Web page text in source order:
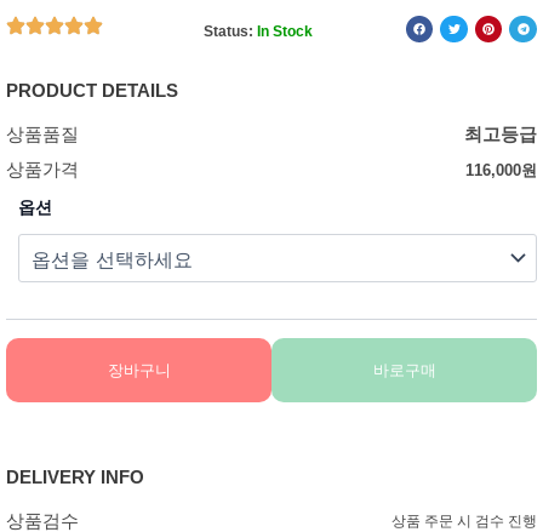
Status: In Stock
PRODUCT DETAILS
상품품질
최고등급
상품가격
116,000원
옵션
장바구니 바로구매
DELIVERY INFO
상품검수 상품 주문 시 검수 진행